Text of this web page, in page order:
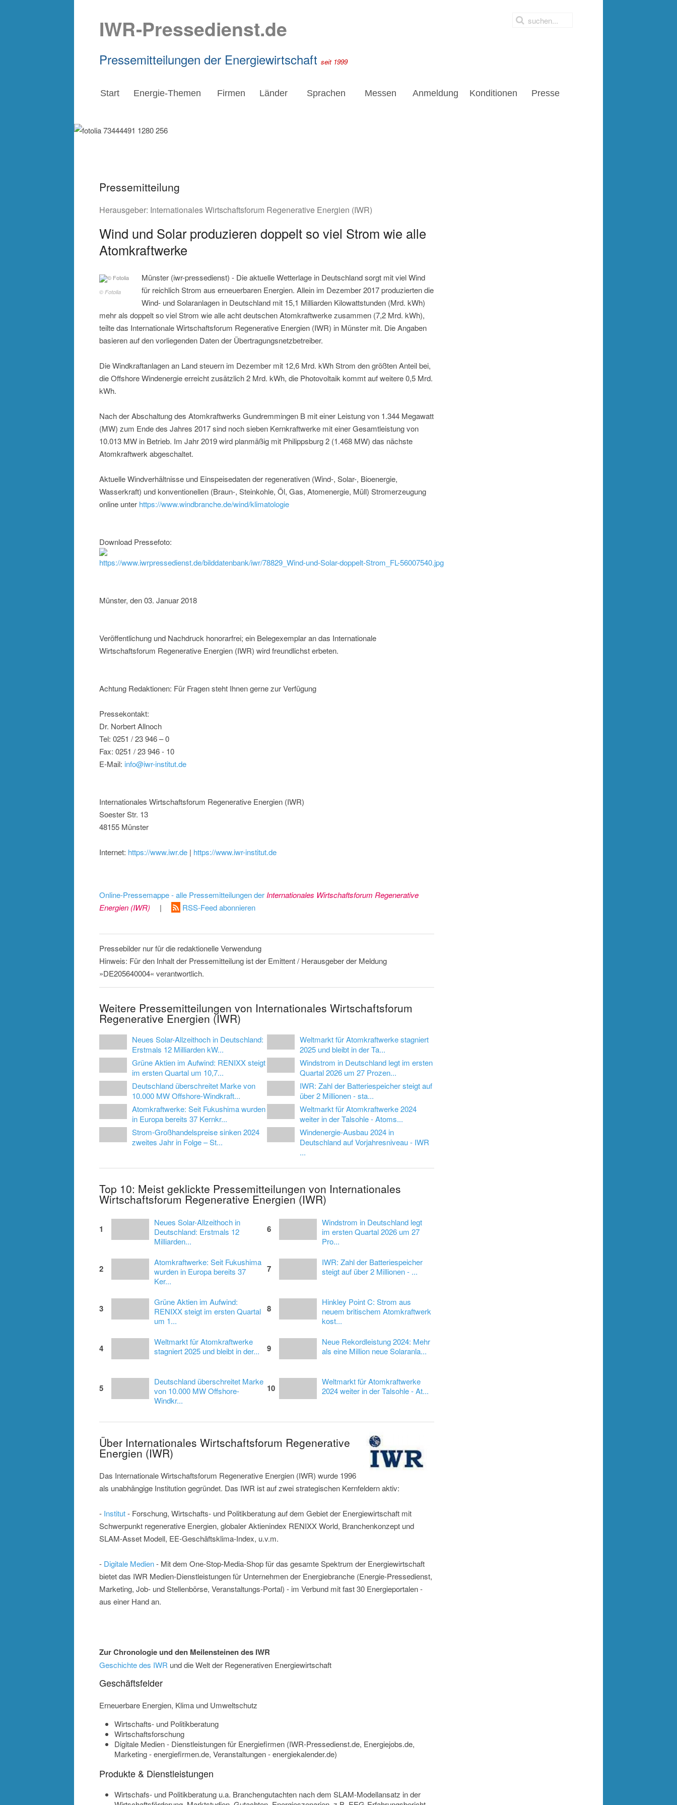
IWR-Pressedienst.de
Pressemitteilungen der Energiewirtschaft seit 1999
Start Energie-Themen Firmen Länder Sprachen Messen Anmeldung Konditionen Presse
Pressemitteilung
Herausgeber: Internationales Wirtschaftsforum Regenerative Energien (IWR)
Wind und Solar produzieren doppelt so viel Strom wie alle
Atomkraftwerke
© Fotolia
Münster (iwr-pressedienst) - Die aktuelle Wetterlage in Deutschland sorgt mit viel Wind
für reichlich Strom aus erneuerbaren Energien. Allein im Dezember 2017 produzierten die
Wind- und Solaranlagen in Deutschland mit 15,1 Milliarden Kilowattstunden (Mrd. kWh)
mehr als doppelt so viel Strom wie alle acht deutschen Atomkraftwerke zusammen (7,2 Mrd. kWh),
teilte das Internationale Wirtschaftsforum Regenerative Energien (IWR) in Münster mit. Die Angaben
basieren auf den vorliegenden Daten der Übertragungsnetzbetreiber.
Die Windkraftanlagen an Land steuern im Dezember mit 12,6 Mrd. kWh Strom den größten Anteil bei,
die Offshore Windenergie erreicht zusätzlich 2 Mrd. kWh, die Photovoltaik kommt auf weitere 0,5 Mrd.
kWh.
Nach der Abschaltung des Atomkraftwerks Gundremmingen B mit einer Leistung von 1.344 Megawatt
(MW) zum Ende des Jahres 2017 sind noch sieben Kernkraftwerke mit einer Gesamtleistung von
10.013 MW in Betrieb. Im Jahr 2019 wird planmäßig mit Philippsburg 2 (1.468 MW) das nächste
Atomkraftwerk abgeschaltet.
Aktuelle Windverhältnisse und Einspeisedaten der regenerativen (Wind-, Solar-, Bioenergie,
Wasserkraft) und konventionellen (Braun-, Steinkohle, Öl, Gas, Atomenergie, Müll) Stromerzeugung
online unter https://www.windbranche.de/wind/klimatologie
Download Pressefoto:
https://www.iwrpressedienst.de/bilddatenbank/iwr/78829_Wind-und-Solar-doppelt-Strom_FL-56007540.jpg
Münster, den 03. Januar 2018
Veröffentlichung und Nachdruck honorarfrei; ein Belegexemplar an das Internationale
Wirtschaftsforum Regenerative Energien (IWR) wird freundlichst erbeten.
Achtung Redaktionen: Für Fragen steht Ihnen gerne zur Verfügung
Pressekontakt:
Dr. Norbert Allnoch
Tel: 0251 / 23 946 – 0
Fax: 0251 / 23 946 - 10
E-Mail: info@iwr-institut.de
Internationales Wirtschaftsforum Regenerative Energien (IWR)
Soester Str. 13
48155 Münster
Internet: https://www.iwr.de | https://www.iwr-institut.de
Online-Pressemappe - alle Pressemitteilungen der Internationales Wirtschaftsforum Regenerative
Energien (IWR)
| RSS-Feed abonnieren
Pressebilder nur für die redaktionelle Verwendung
Hinweis: Für den Inhalt der Pressemitteilung ist der Emittent / Herausgeber der Meldung
»DE205640004« verantwortlich.
Weitere Pressemitteilungen von Internationales Wirtschaftsforum
Regenerative Energien (IWR)
Neues Solar-Allzeithoch in Deutschland:
Erstmals 12 Milliarden kW...
Weltmarkt für Atomkraftwerke stagniert
2025 und bleibt in der Ta...
Grüne Aktien im Aufwind: RENIXX steigt
im ersten Quartal um 10,7...
Windstrom in Deutschland legt im ersten
Quartal 2026 um 27 Prozen...
Deutschland überschreitet Marke von
10.000 MW Offshore-Windkraft...
IWR: Zahl der Batteriespeicher steigt auf
über 2 Millionen - sta...
Atomkraftwerke: Seit Fukushima wurden
in Europa bereits 37 Kernkr...
Weltmarkt für Atomkraftwerke 2024
weiter in der Talsohle - Atoms...
Strom-Großhandelspreise sinken 2024
zweites Jahr in Folge – St...
Windenergie-Ausbau 2024 in
Deutschland auf Vorjahresniveau - IWR
...
Top 10: Meist geklickte Pressemitteilungen von Internationales
Wirtschaftsforum Regenerative Energien (IWR)
1
Neues Solar-Allzeithoch in
Deutschland: Erstmals 12
Milliarden...
2
Atomkraftwerke: Seit Fukushima
wurden in Europa bereits 37
Ker...
3
Grüne Aktien im Aufwind:
RENIXX steigt im ersten Quartal
um 1...
4
Weltmarkt für Atomkraftwerke
stagniert 2025 und bleibt in der...
5
Deutschland überschreitet Marke
von 10.000 MW Offshore-
Windkr...
6
Windstrom in Deutschland legt
im ersten Quartal 2026 um 27
Pro...
7
IWR: Zahl der Batteriespeicher
steigt auf über 2 Millionen - ...
8
Hinkley Point C: Strom aus
neuem britischem Atomkraftwerk
kost...
9
Neue Rekordleistung 2024: Mehr
als eine Million neue Solaranla...
10
Weltmarkt für Atomkraftwerke
2024 weiter in der Talsohle - At...
Über Internationales Wirtschaftsforum Regenerative
Energien (IWR)
Das Internationale Wirtschaftsforum Regenerative Energien (IWR) wurde 1996
als unabhängige Institution gegründet. Das IWR ist auf zwei strategischen Kernfeldern aktiv:
- Institut- Forschung, Wirtschafts- und Politikberatung auf dem Gebiet der Energiewirtschaft mit
Schwerpunkt regenerative Energien, globaler Aktienindex RENIXX World, Branchenkonzept und
SLAM-Asset Modell, EE-Geschäftsklima-Index, u.v.m.
- Digitale Medien- Mit dem One-Stop-Media-Shop für das gesamte Spektrum der Energiewirtschaft
bietet das IWR Medien-Dienstleistungen für Unternehmen der Energiebranche (Energie-Pressedienst,
Marketing, Job- und Stellenbörse, Veranstaltungs-Portal) - im Verbund mit fast 30 Energieportalen -
aus einer Hand an.
Zur Chronologie und den Meilensteinen des IWR
Geschichte des IWR und die Welt der Regenerativen Energiewirtschaft
Geschäftsfelder
Erneuerbare Energien, Klima und Umweltschutz
Wirtschafts- und Politikberatung
Wirtschaftsforschung
Digitale Medien - Dienstleistungen für Energiefirmen (IWR-Pressedienst.de, Energiejobs.de,
Marketing - energiefirmen.de, Veranstaltungen - energiekalender.de)
Produkte & Dienstleistungen
Wirtschafs- und Politikberatung u.a. Branchengutachten nach dem SLAM-Modellansatz in der